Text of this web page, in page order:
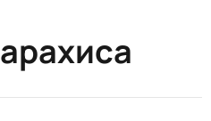
арахиса